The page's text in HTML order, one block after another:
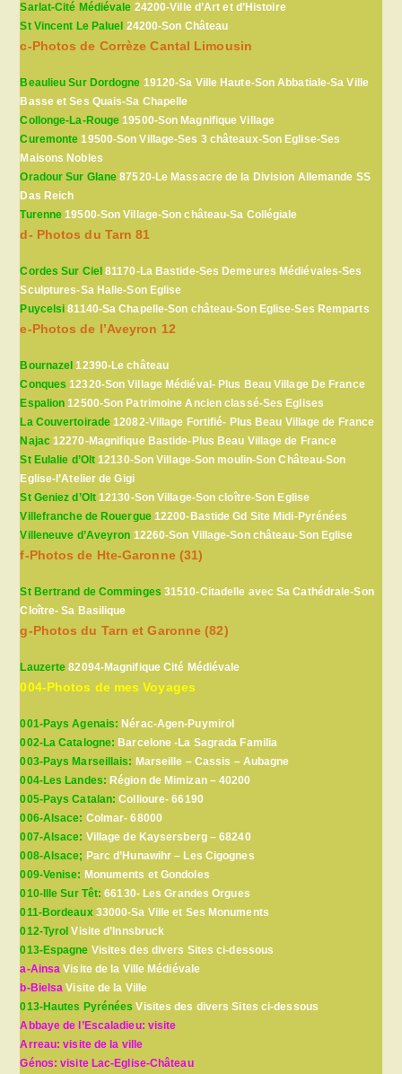
Sarlat-Cité Médiévale 24200-Ville d’Art et d’Histoire
St Vincent Le Paluel 24200-Son Château
c-Photos de Corrèze Cantal Limousin
Beaulieu Sur Dordogne 19120-Sa Ville Haute-Son Abbatiale-Sa Ville
Basse et Ses Quais-Sa Chapelle
Collonge-La-Rouge 19500-Son Magnifique Village
Curemonte 19500-Son Village-Ses 3 châteaux-Son Eglise-Ses
Maisons Nobles
Oradour Sur Glane 87520-Le Massacre de la Division Allemande SS
Das Reich
Turenne 19500-Son Village-Son château-Sa Collégiale
d- Photos du Tarn 81
Cordes Sur Ciel81170-La Bastide-Ses Demeures Médiévales-Ses
Sculptures-Sa Halle-Son Eglise
Puycelsi 81140-Sa Chapelle-Son château-Son Eglise-Ses Remparts
e-Photos de l’Aveyron 12
Bournazel 12390-Le château
Conques 12320-Son Village Médiéval- Plus Beau Village De France
Espalion 12500-Son Patrimoine Ancien classé-Ses Eglises
La Couvertoirade 12082-Village Fortifié- Plus Beau Village de France
Najac12270-Magnifique Bastide-Plus Beau Village de France
St Eulalie d’Olt 12130-Son Village-Son moulin-Son Château-Son
Eglise-l’Atelier de Gigi
St Geniez d’Olt12130-Son Village-Son cloître-Son Eglise
Villefranche de Rouergue12200-Bastide Gd Site Midi-Pyrénées
Villeneuve d’Aveyron 12260-Son Village-Son château-Son Eglise
f-Photos de Hte-Garonne (31)
St Bertrand de Comminges 31510-Citadelle avec Sa Cathédrale-Son
Cloître- Sa Basilique
g-Photos du Tarn et Garonne (82)
Lauzerte 82094-Magnifique Cité Médiévale
004-Photos de mes Voyages
001-Pays Agenais: Nérac-Agen-Puymirol
002-La Catalogne:Barcelone -La Sagrada Familia
003-Pays Marseillais: Marseille – Cassis – Aubagne
004-Les Landes:Région de Mimizan – 40200
005-Pays Catalan:Collioure- 66190
006-Alsace: Colmar- 68000
007-Alsace: Village de Kaysersberg – 68240
008-Alsace; Parc d’Hunawihr – Les Cigognes
009-Venise: Monuments et Gondoles
010-Ille Sur Têt:66130- Les Grandes Orgues
011-Bordeaux33000-Sa Ville et Ses Monuments
012-Tyrol Visite d’Innsbruck
013-Espagne Visites des divers Sites ci-dessous
a-Ainsa Visite de la Ville Médiévale
b-Bielsa Visite de la Ville
013-Hautes Pyrénées Visites des divers Sites ci-dessous
Abbaye de l’Escaladieu: visite
Arreau: visite de la ville
Génos: visite Lac-Eglise-Château